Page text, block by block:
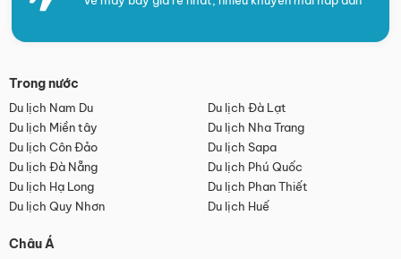
Trong nước
Du lịch Nam Du
Du lịch Đà Lạt
Du lịch Miền tây
Du lịch Nha Trang
Du lịch Côn Đảo
Du lịch Sapa
Du lịch Đà Nẵng
Du lịch Phú Quốc
Du lịch Hạ Long
Du lịch Phan Thiết
Du lịch Quy Nhơn
Du lịch Huế
Châu Á